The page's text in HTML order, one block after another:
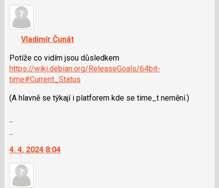
nový
názor.
navigaci
lze
použít
i
klávesy
pro
předchozí
nový
názor
Vladimír Čunát
Potíže co vidím jsou důsledkem
https://wiki.debian.org/ReleaseGoals/64bit-
time#Current_Status
(A hlavně se týkají i platforem kde se time_t nemění.)
další
nový
názor.
4. 4. 2024 8:04